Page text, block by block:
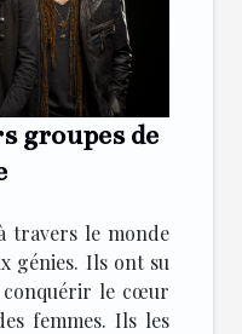
groupes de
travers le monde
génies. Ils ont su
le cœur
femmes. Ils les